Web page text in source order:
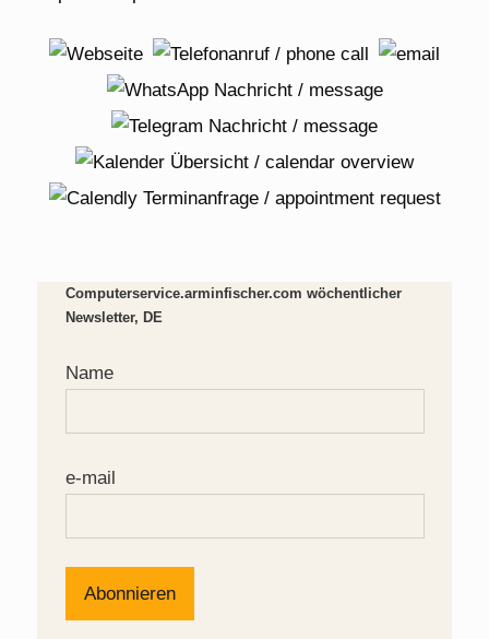
Computerservice.arminfischer.com wöchentlicher
Newsletter, DE
Name
e-mail